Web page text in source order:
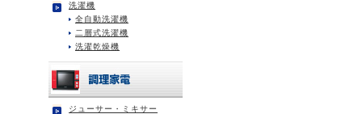
洗濯機
全自動洗濯機
二層式洗濯機
洗濯乾燥機
ジューサー・ミキサー